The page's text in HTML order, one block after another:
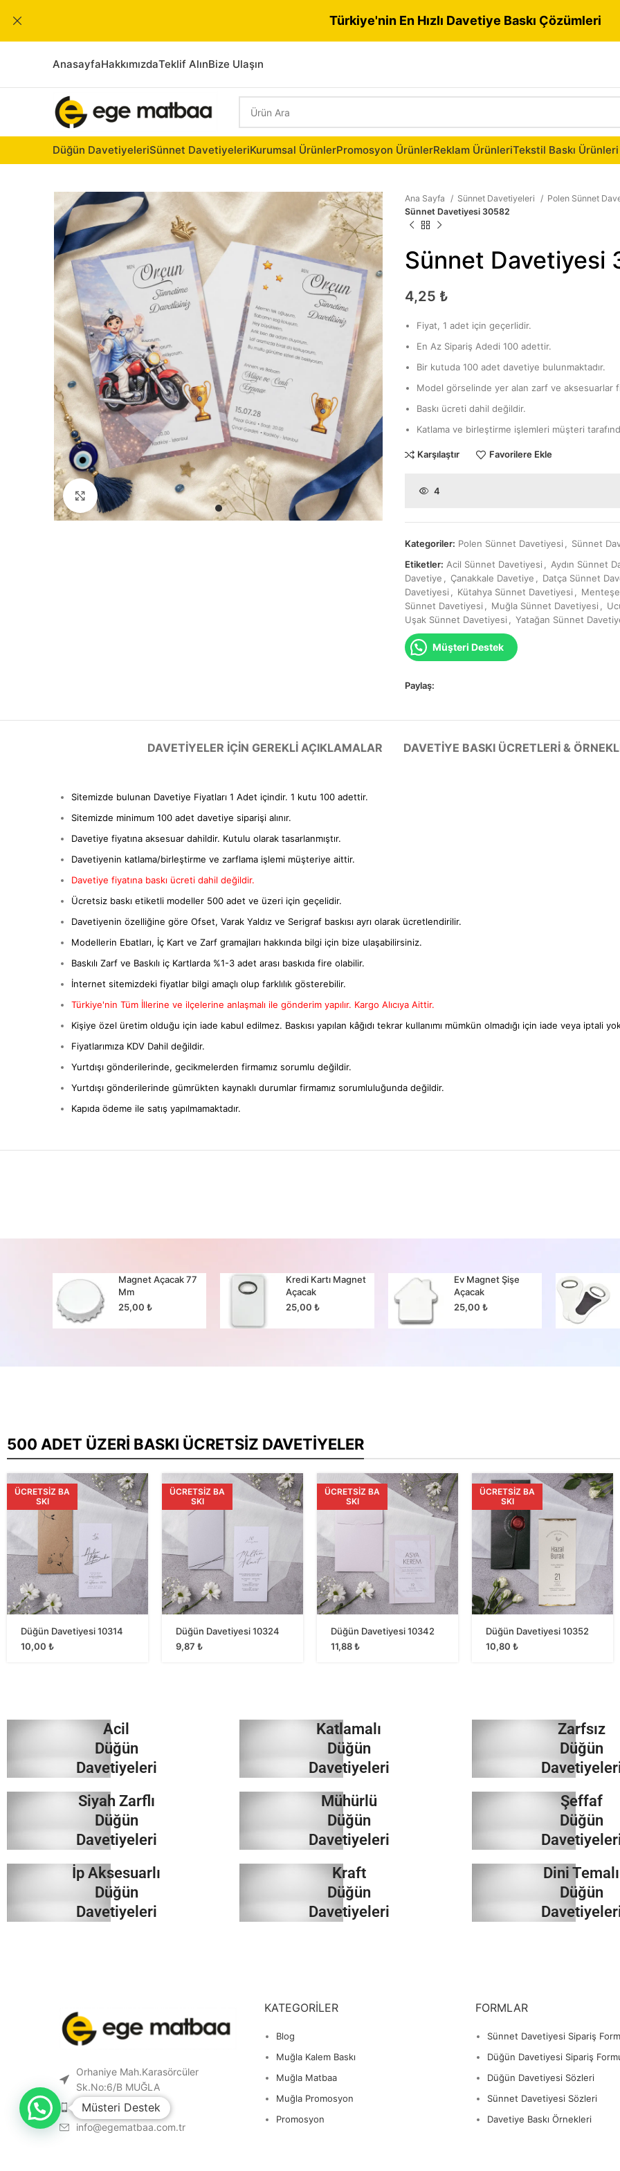
AnasayfaHakkımızdaTeklif AlınBize Ulaşın
Düğün DavetiyeleriSünnet DavetiyeleriKurumsal ÜrünlerPromosyon ÜrünlerReklam ÜrünleriTekstil Baskı Ürünleri
Büyütmek için tıklayın
Ana Sayfa Sünnet Davetiyeleri
Polen Sünnet
Sünnet Davetiyesi 30582
Sünnet Davetiyesi
4,25 ₺
Fiyat, 1 adet için geçerlidir.
En Az Sipariş Adedi 100 adettir.
Bir kutuda 100 adet davetiye bulunmaktadır.
Model görselinde yer alan zarf ve aksesuarlar
Baskı ücreti dahil değildir.
Katlama ve birleştirme işlemleri müşteri
Karşılaştır Favorilere Ekle
4
Kategoriler: Polen Sünnet Davetiyesi
Sünnet
Etiketler: Acil Sünnet Davetiyesi Aydın Sünnet
Davetiye
Çanakkale Davetiye Datça Sünnet
Davetiyesi
Kütahya Sünnet Davetiyesi
Sünnet Davetiyesi
Muğla Sünnet Davetiyesi
Uşak Sünnet Davetiyesi
Yatağan Sünnet
Müşteri Destek
Paylaş:
DAVETIYELER IÇIN GEREKLI AÇIKLAMALAR DAVETIYE BASKI ÜCRETLERI &
Sitemizde bulunan Davetiye Fiyatları 1 Adet içindir. 1 kutu 100 adettir.
Sitemizde minimum 100 adet davetiye siparişi alınır.
Davetiye fiyatına aksesuar dahildir. Kutulu olarak tasarlanmıştır.
Davetiyenin katlama/birleştirme ve zarflama işlemi müşteriye aittir.
Davetiye fiyatına baskı ücreti dahil değildir.
Ücretsiz baskı etiketli modeller 500 adet ve üzeri için geçelidir.
Davetiyenin özelliğine göre Ofset, Varak Yaldız ve Serigraf baskısı ayrı olarak ücretlendirilir.
Modellerin Ebatları, İç Kart ve Zarf gramajları hakkında bilgi için bize ulaşabilirsiniz.
Baskılı Zarf ve Baskılı iç Kartlarda %1-3 adet arası baskıda fire olabilir.
İnternet sitemizdeki fiyatlar bilgi amaçlı olup farklılık gösterebilir.
Türkiye'nin Tüm İllerine ve ilçelerine anlaşmalı ile gönderim yapılır. Kargo Alıcıya Aittir.
Kişiye özel üretim olduğu için iade kabul edilmez. Baskısı yapılan kâğıdı tekrar kullanımı mümkün olmadığı için iade veya iptali
Fiyatlarımıza KDV Dahil değildir.
Yurtdışı gönderilerinde, gecikmelerden firmamız sorumlu değildir.
Yurtdışı gönderilerinde gümrükten kaynaklı durumlar firmamız sorumluluğunda değildir.
Kapıda ödeme ile satış yapılmamaktadır.
Magnet Açacak 77
Mm
25,00 ₺
Kredi Kartı Magnet
Açacak
25,00₺
Ev Magnet Şişe
Açacak
25,00 ₺
500 ADET ÜZERI BASKI ÜCRETSIZ DAVETIYELER
ÜCRETSIZ BA
SKI
Düğün Davetiyesi 10314
10,00 ₺
ÜCRETSIZ BA
SKI
Düğün Davetiyesi 10324
9,87 ₺
ÜCRETSIZ BA
SKI
Düğün Davetiyesi 10342
11,88₺
ÜCRETSIZ BA
SKI
Düğün Davetiyesi 10352
10,80 ₺
Acil
Düğün
Davetiyeleri
İncele
Siyah Zarflı
Düğün
Davetiyeleri
İncele
İp Aksesuarlı
Düğün
Davetiyeleri
Katlamalı
Düğün
Davetiyeleri
İncele
Mühürlü
Düğün
Davetiyeleri
İncele
Kraft
Düğün
Davetiyeleri
Zarfsız
Düğün
İncele
Şeffaf
Düğün
İncele
Dini Temalı
Düğün
Orhaniye Mah.Karasörcüler
Sk.No:6/B MUĞLA
0 541 212 36 32
info@egematbaa.com.tr
KATEGORILER
Blog
Muğla Kalem Baskı
Muğla Matbaa
Muğla Promosyon
Promosyon
FORMLAR
Sünnet Davetiyesi Sipariş
Düğün Davetiyesi Sipariş
Düğün Davetiyesi Sözleri
Sünnet Davetiyesi Sözleri
Davetiye Baskı Örnekleri
Türkiye'nin En Hızlı Davetiye Baskı Çözümleri
Müsteri Destek